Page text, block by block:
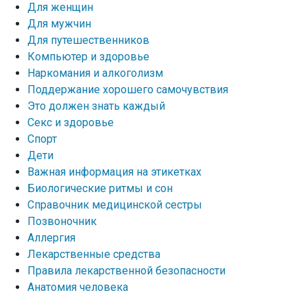
Для женщин
Для мужчин
Для путешественников
Компьютер и здоровье
Наркомания и алкоголизм
Поддержание хорошего самочувствия
Это должен знать каждый
Секс и здоровье
Спорт
Дети
Важная информация на этикетках
Биологические ритмы и сон
Справочник медицинской сестры
Позвоночник
Аллергия
Лекарственные средства
Правила лекарственной безопасности
Aнатомия человека